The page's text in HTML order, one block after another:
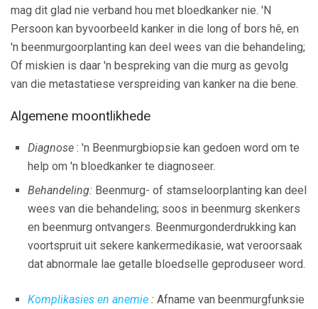
mag dit glad nie verband hou met bloedkanker nie. 'N
Persoon kan byvoorbeeld kanker in die long of bors hê, en
'n beenmurgoorplanting kan deel wees van die behandeling;
Of miskien is daar 'n bespreking van die murg as gevolg
van die metastatiese verspreiding van kanker na die bene.
Algemene moontlikhede
Diagnose : 'n Beenmurgbiopsie kan gedoen word om te
help om 'n bloedkanker te diagnoseer.
Behandeling: Beenmurg- of stamseloorplanting kan deel
wees van die behandeling; soos in beenmurg skenkers
en beenmurg ontvangers. Beenmurgonderdrukking kan
voortspruit uit sekere kankermedikasie, wat veroorsaak
dat abnormale lae getalle bloedselle geproduseer word.
Komplikasies en anemie : Afname van beenmurgfunksie